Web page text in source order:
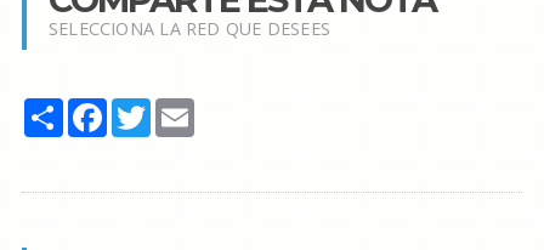
SELECCIONA LA RED QUE DESEES
Share Facebook
TwitterEmail